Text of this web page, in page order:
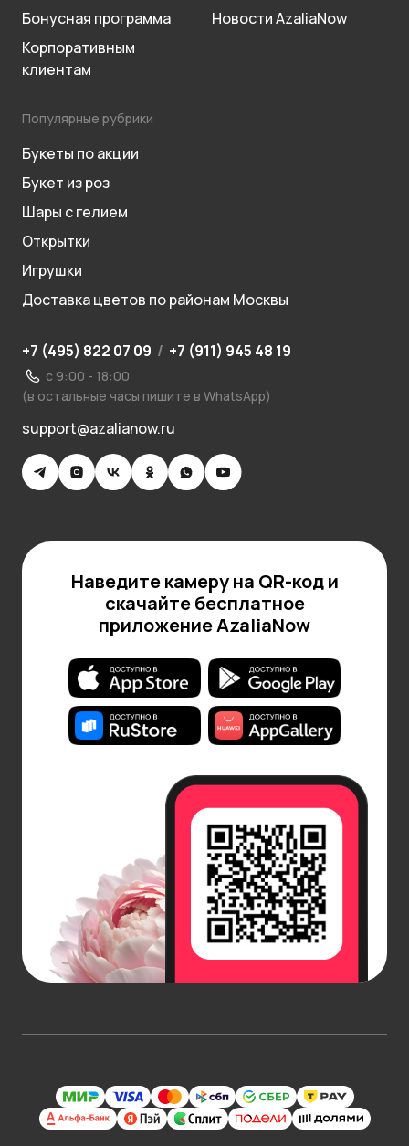
Бонусная программа
Корпоративным
клиентам
Новости AzaliaNow
Популярные рубрики
Букеты по акции
Букет из роз
Шары с гелием
Открытки
Игрушки
Доставка цветов по районам Москвы
+7 (495) 822 07 09 / +7 (911) 945 48 19
с 9:00 - 18:00
(в остальные часы пишите в WhatsApp)
support@azalianow.ru
Наведите камеру на QR-код и
скачайте бесплатное
приложение AzaliaNow